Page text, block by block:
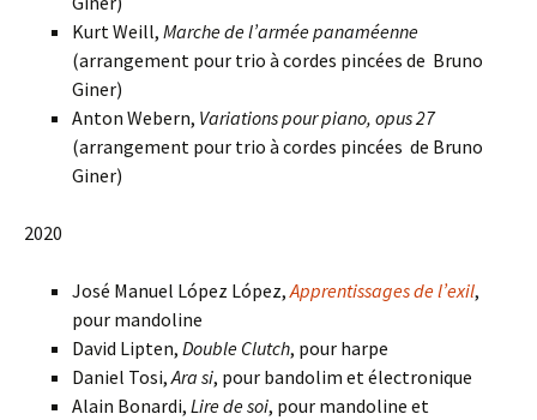
Kurt Weill, Marche de l’armée panaméenne
(arrangement pour trio à cordes pincées de Bruno
Giner)
Anton Webern, Variations pour piano, opus 27
(arrangement pour trio à cordes pincées de Bruno
Giner)
2020
José Manuel López López,Apprentissages de l’exil,
pour mandoline
David Lipten, Double Clutch, pour harpe
Daniel Tosi,Ara si, pour bandolim et électronique
Alain Bonardi, Lire de soi, pour mandoline et